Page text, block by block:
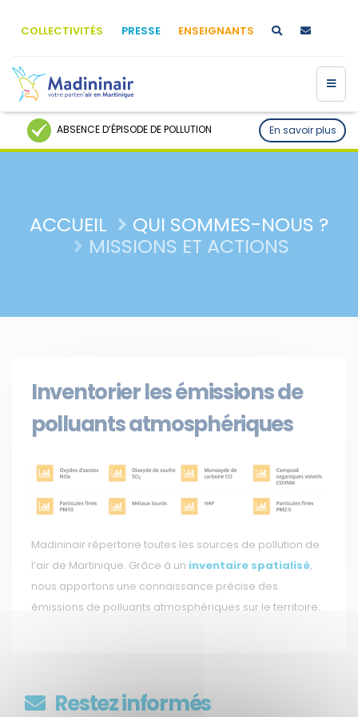
COLLECTIVITÉS PRESSE ENSEIGNANTS
ABSENCE D’ÉPISODE DE POLLUTION En savoir plus
ACCUEIL
QUI SOMMES-NOUS ?
MISSIONS ET ACTIONS
Inventorier les émissions de
polluants atmosphériques
Madininair répertorie toutes les sources de pollution de
l’air de Martinique. Grâce à un inventaire spatialisé,
nous apportons une connaissance précise des
émissions de polluants atmosphériques sur le territoire.
Restez informés